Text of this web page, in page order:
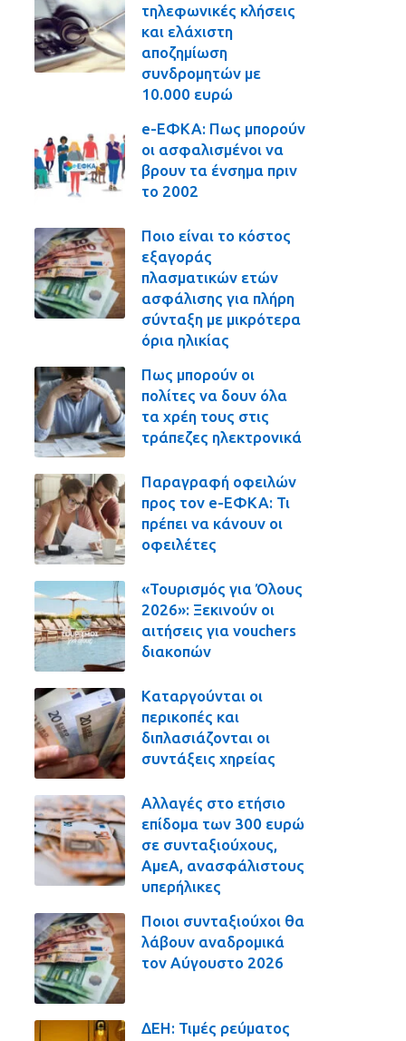
τηλεφωνικές κλήσεις
και ελάχιστη
αποζημίωση
συνδρομητών με
10.000 ευρώ
e-ΕΦΚΑ: Πως μπορούν
οι ασφαλισμένοι να
βρουν τα ένσημα πριν
το 2002
Ποιο είναι το κόστος
εξαγοράς
πλασματικών ετών
ασφάλισης για πλήρη
σύνταξη με μικρότερα
όρια ηλικίας
Πως μπορούν οι
πολίτες να δουν όλα
τα χρέη τους στις
τράπεζες ηλεκτρονικά
Παραγραφή οφειλών
προς τον e-ΕΦΚΑ: Τι
πρέπει να κάνουν οι
οφειλέτες
«Τουρισμός για Όλους
2026»: Ξεκινούν οι
αιτήσεις για vouchers
διακοπών
Καταργούνται οι
περικοπές και
διπλασιάζονται οι
συντάξεις χηρείας
Αλλαγές στο ετήσιο
επίδομα των 300 ευρώ
σε συνταξιούχους,
ΑμεΑ, ανασφάλιστους
υπερήλικες
Ποιοι συνταξιούχοι θα
λάβουν αναδρομικά
τον Αύγουστο 2026
ΔΕΗ: Τιμές ρεύματος